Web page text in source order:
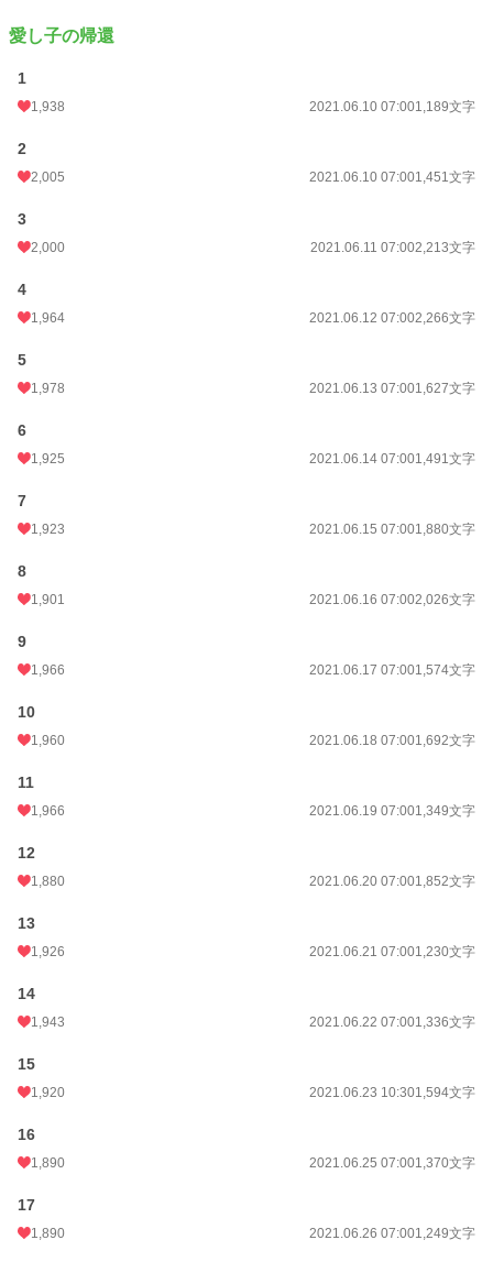
1人ぼっちだった相沢庵は小さな子狼に気に入られ、共に異世界に送られた。
絶対神リュオンが求めたのは2人で自由に生きる事。
前作でダークエルフの脅威に触れた世界は各地で起こっている不可解な事に憂慮
し始めた。
自由に生きていく。
気に入られた男の転移物語〜』をご覧下さい。
気長なお付き合いを願います。
※誤字脱字が存在する可能性か高いです。
苦笑いで許して下さい。
ファンタジー
お気に入り
24h.ポイント
文字数
更新日時
初回公開日時
累計ポイント
愛し子の帰還
1
1,938 2021.06.10 07:001,189文字
2
2,005 2021.06.10 07:001,451文字
3
2,000 2021.06.11 07:002,213文字
4
1,964 2021.06.12 07:002,266文字
5
1,978 2021.06.13 07:001,627文字
6
1,925 2021.06.14 07:001,491文字
7
1,923 2021.06.15 07:001,880文字
8
1,901 2021.06.16 07:002,026文字
9
1,966 2021.06.17 07:001,574文字
10
1,960 2021.06.18 07:001,692文字
11
1,966 2021.06.19 07:001,349文字
12
1,880 2021.06.20 07:001,852文字
13
1,926 2021.06.21 07:001,230文字
14
1,943 2021.06.22 07:001,336文字
15
1,920 2021.06.23 10:301,594文字
16
1,890 2021.06.25 07:001,370文字
17
1,890 2021.06.26 07:001,249文字